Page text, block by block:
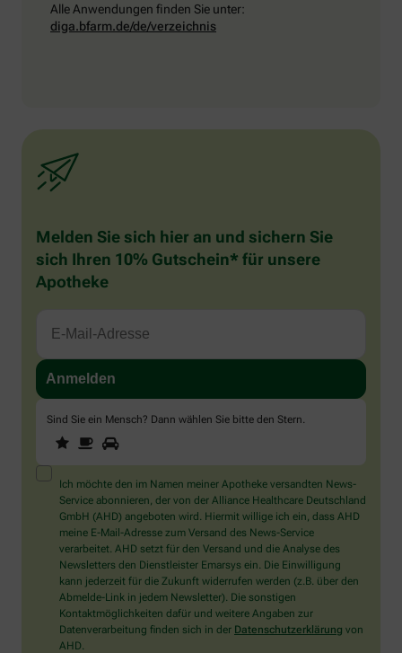
Alle Anwendungen finden Sie unter:
diga.bfarm.de/de/verzeichnis
Melden Sie sich hier an und sichern Sie
sich Ihren 10% Gutschein* für unsere
Apotheke
Sind Sie ein Mensch? Dann wählen Sie bitte den Stern
Sind
Sie
ein
Mensch?
Dann
wählen
Sie
bitte
den
Stern.
1 2
Ich möchte den im Namen meiner Apotheke versandten News-
Service abonnieren, der von der Alliance Healthcare Deutschland
GmbH (AHD) angeboten wird. Hiermit willige ich ein, dass AHD
meine E-Mail-Adresse zum Versand des News-Service
verarbeitet. AHD setzt für den Versand und die Analyse des
Newsletters den Dienstleister Emarsys ein. Die Einwilligung
kann jederzeit für die Zukunft widerrufen werden (z.B. über den
Abmelde-Link in jedem Newsletter). Die sonstigen
Kontaktmöglichkeiten dafür und weitere Angaben zur
Datenverarbeitung finden sich in der Datenschutzerklärung von
AHD.